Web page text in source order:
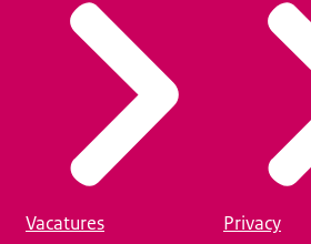
Vacatures Privacy